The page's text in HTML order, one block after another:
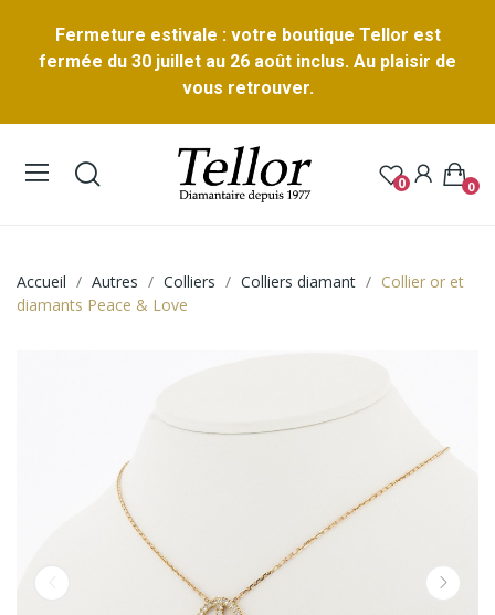
Fermeture estivale : votre boutique Tellor est
fermée du 30 juillet au 26 août inclus. Au plaisir de
vous retrouver.
0 0
Accueil Autres Colliers Colliers diamant
Collier or et
diamants Peace & Love